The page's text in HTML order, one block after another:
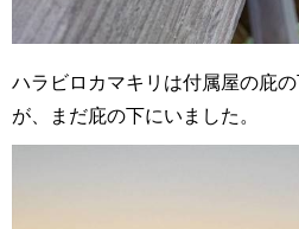
ハラビロカマキリは付属屋の庇
が、まだ庇の下にいました。